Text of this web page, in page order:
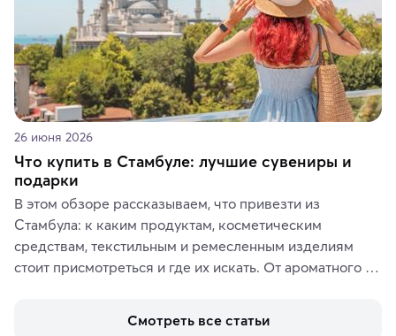
26 июня 2026
Что купить в Стамбуле: лучшие сувениры и
подарки
В этом обзоре рассказываем, что привезти из
Стамбула: к каким продуктам, косметическим
средствам, текстильным и ремесленным изделиям
стоит присмотреться и где их искать. От ароматного
аутентичных лавках — в подарок близким или себе на
Смотреть все статьи